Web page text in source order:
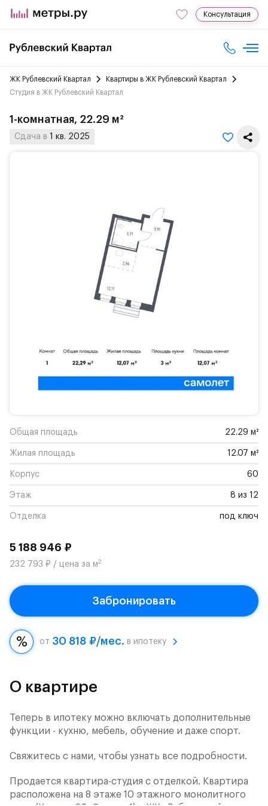
Консультация
ЖК Рублевский Квартал
Квартиры в ЖК Рублевский Квартал
Студия в ЖК Рублевский Квартал
1-комнатная, 22.29 м²
Сдача в 1 кв. 2025
Общая площадь 22.29 м²
Жилая площадь 12.07 м²
Корпус 60
Этаж 8 из 12
Отделка под ключ
5 188 946 ₽
232 793 ₽ / цена за м2
Забронировать
от 30 818 ₽/мес. в ипотеку
О квартире
Теперь в ипотеку можно включать дополнительные
функции - кухню, мебель, обучение и даже спорт.
Свяжитесь с нами, чтобы узнать все подробности.
Продается квартира-студия с отделкой. Квартира
расположена на 8 этаже 10 этажного монолитного